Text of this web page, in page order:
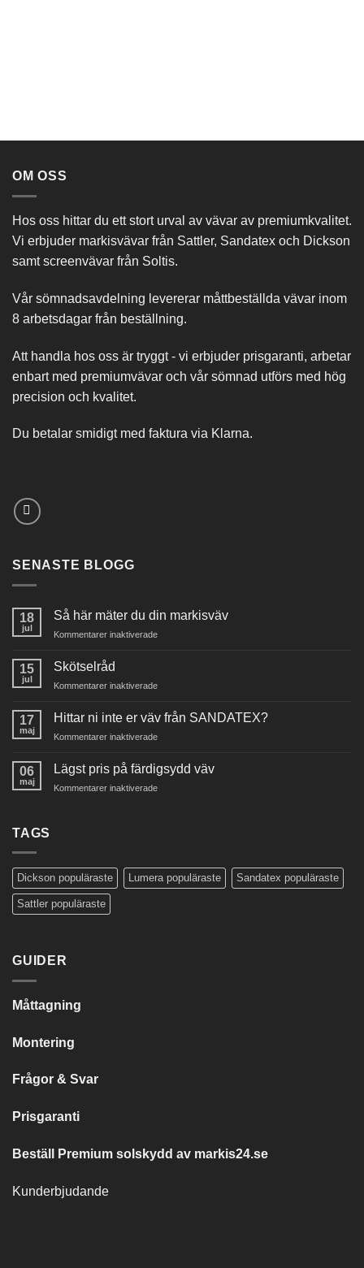
OM OSS
Hos oss hittar du ett stort urval av vävar av premiumkvalitet.
Vi erbjuder markisvävar från Sattler, Sandatex och Dickson
samt screenvävar från Soltis.
Vår sömnadsavdelning levererar måttbeställda vävar inom
8 arbetsdagar från beställning.
Att handla hos oss är tryggt - vi erbjuder prisgaranti, arbetar
enbart med premiumvävar och vår sömnad utförs med hög
precision och kvalitet.
Du betalar smidigt med faktura via Klarna.
SENASTE BLOGG
18
jul
Så här mäter du din markisväv
Kommentarer inaktiveradeför
du
markisväv
15
jul
Skötselråd
Kommentarer inaktiveradeför
17
maj
Hittar ni inte er väv från SANDATEX?
Kommentarer inaktiveradeför
inte
er
06
maj
Lägst pris på färdigsydd väv
Kommentarer inaktiveradeför
TAGS
Dickson populäraste Lumera populäraste Sandatex populäraste
Sattler populäraste
GUIDER
Måttagning
Montering
Frågor & Svar
Prisgaranti
Beställ Premium solskydd av markis24.se
Kunderbjudande